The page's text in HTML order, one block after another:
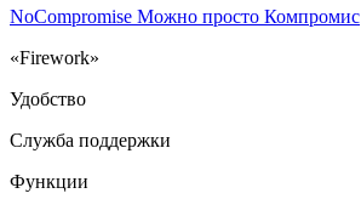
NoCompromise Можно просто Компромис
«Firework»
Удобство
Служба поддержки
Функции